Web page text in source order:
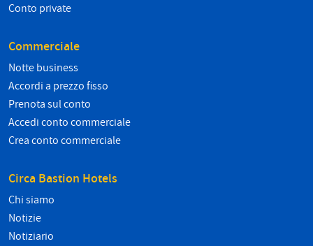
Conto private
Commerciale
Notte business
Accordi a prezzo fisso
Prenota sul conto
Accedi conto commerciale
Crea conto commerciale
Circa Bastion Hotels
Chi siamo
Notizie
Notiziario